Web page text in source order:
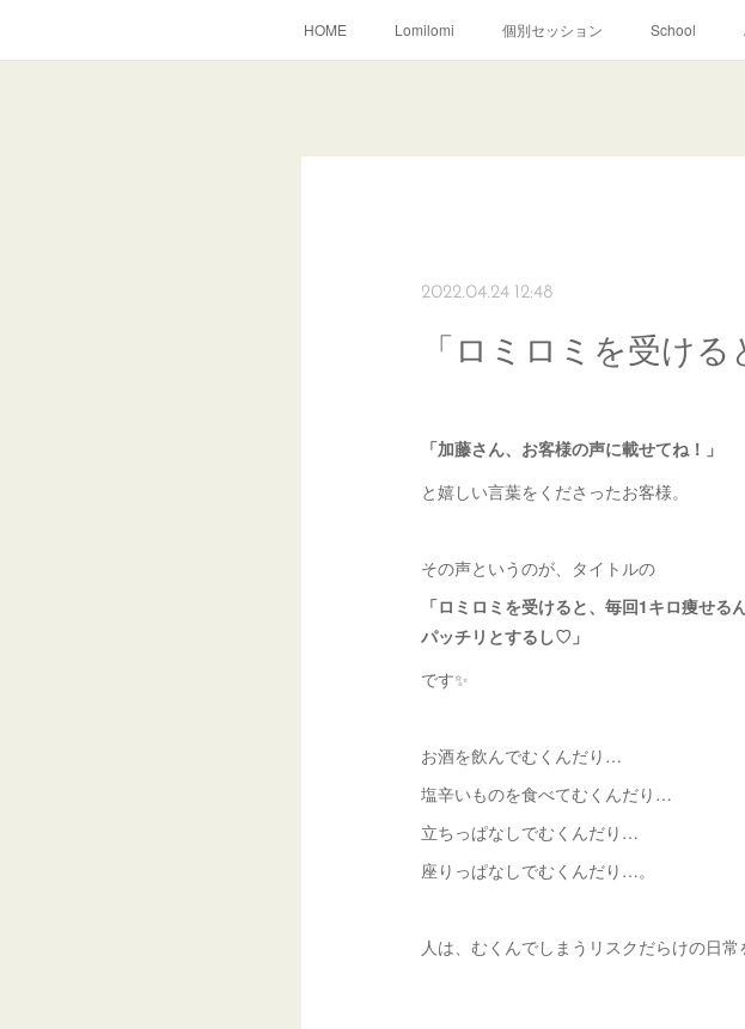
HOME Lomilomi 個別セッション School
2022.04.24 12:48
「ロミロミを受け
「加藤さん、お客様の声に載せてね！」
と嬉しい言葉をくださったお客様。
その声というのが、タイトルの
「ロミロミを受けると、毎回1キロ痩せ
パッチリとするし♡」
です✨
お酒を飲んでむくんだり…
塩辛いものを食べてむくんだり…
立ちっぱなしでむくんだり…
座りっぱなしでむくんだり…。
人は、むくんでしまうリスクだらけの日